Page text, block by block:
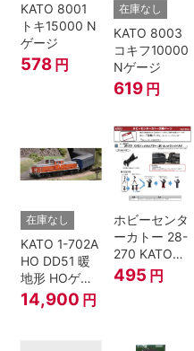
KATO 8001
トキ15000 N
ゲージ
578 円
在庫なし
KATO 8003
コキフ10000
Nゲージ
619 円
在庫なし
KATO 1-702A
HO DD51 暖
地形 HOゲー
ジ
14,900 円
ホビーセンタ
ーカトー 28-
270 KATOナ
ックルカプラ
ー 黒 センタ
495 円